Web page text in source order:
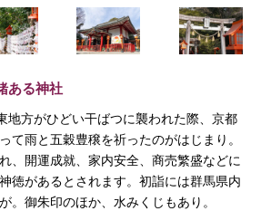
ある神社
地方がひどい干ばつに襲われた際、京都
て雨と五穀豊穣を祈ったのがはじまり。
、開運成就、家内安全、商売繁盛などに
徳があるとされます。初詣には群馬県内
。御朱印のほか、水みくじもあり。